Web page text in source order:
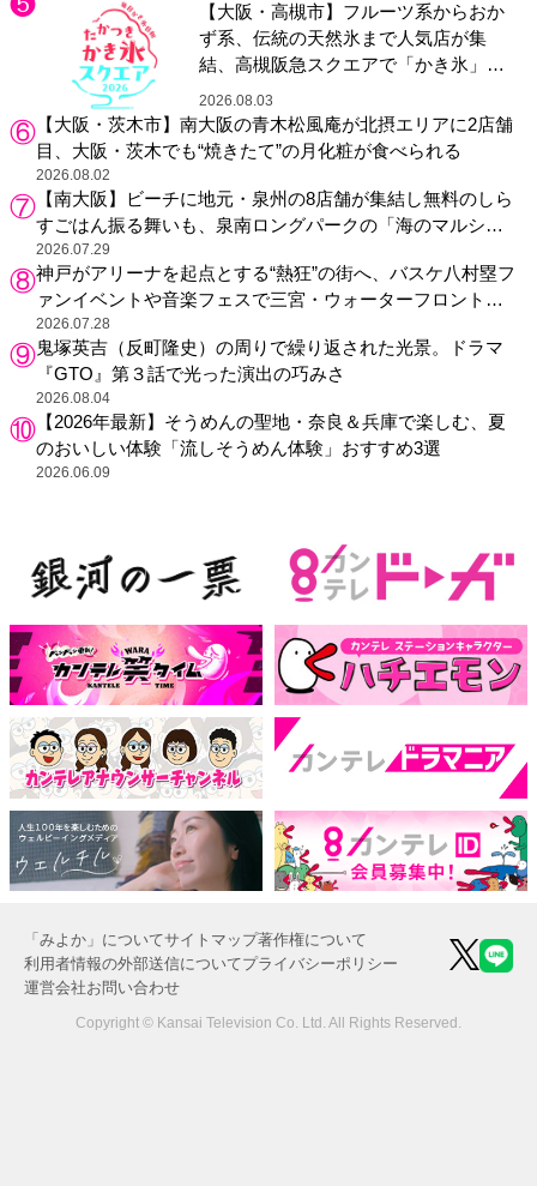
【大阪・高槻市】フルーツ系からおか
ず系、伝統の天然氷まで人気店が集
結、高槻阪急スクエアで「かき氷」祭
り
2026.08.03
【大阪・茨木市】南大阪の青木松風庵が北摂エリアに2店舗
目、大阪・茨木でも“焼きたて”の月化粧が食べられる
2026.08.02
【南大阪】ビーチに地元・泉州の8店舗が集結し無料のしら
すごはん振る舞いも、泉南ロングパークの「海のマルシ
ェ」がリニューアル！
2026.07.29
神戸がアリーナを起点とする“熱狂”の街へ、バスケ八村塁フ
ァンイベントや音楽フェスで三宮・ウォーターフロントを
活性化
2026.07.28
鬼塚英吉（反町隆史）の周りで繰り返された光景。ドラマ
『GTO』第３話で光った演出の巧みさ
2026.08.04
【2026年最新】そうめんの聖地・奈良＆兵庫で楽しむ、夏
のおいしい体験「流しそうめん体験」おすすめ3選
2026.06.09
「みよか」についてサイトマップ著作権について
利用者情報の外部送信についてプライバシーポリシー
運営会社お問い合わせ
Copyright © Kansai Television Co. Ltd. All Rights Reserved.